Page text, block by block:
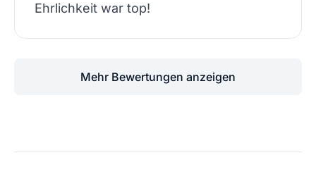
Ehrlichkeit war top!
Mehr Bewertungen anzeigen